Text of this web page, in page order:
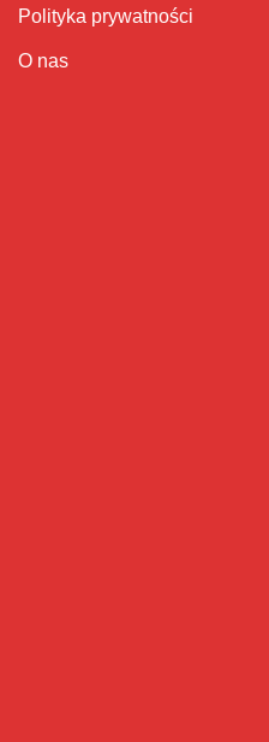
Polityka prywatności
O nas